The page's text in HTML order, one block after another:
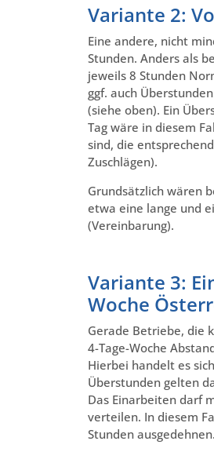
Variante 2:
Eine andere, nicht
Stunden. Anders als
jeweils 8 Stunden
ggf. auch
(siehe oben). Ein
Tag wäre in diesem
sind, die
Zuschlägen).
Grundsätzlich wären
etwa eine lange und
(Vereinbarung).
Variante 3:
Woche
Gerade Betriebe, die
4-Tage-Woche
Hierbei handelt es
Überstunden gelten
Das Einarbeiten darf
verteilen. In diesem
Stunden